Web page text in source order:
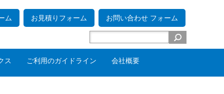
ム お見積りフォーム お問い合わせ フォーム
ス ご利用のガイドライン 会社概要